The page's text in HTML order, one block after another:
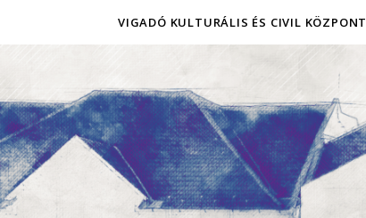
VIGADÓ KULTURÁLIS ÉS CIVIL KÖZPONT